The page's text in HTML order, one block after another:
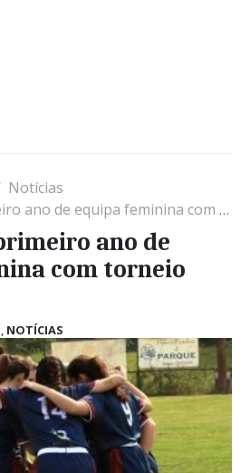
Notícias
de equipa feminina com torneio ibérico
ano de
com torneio
, NOTÍCIAS